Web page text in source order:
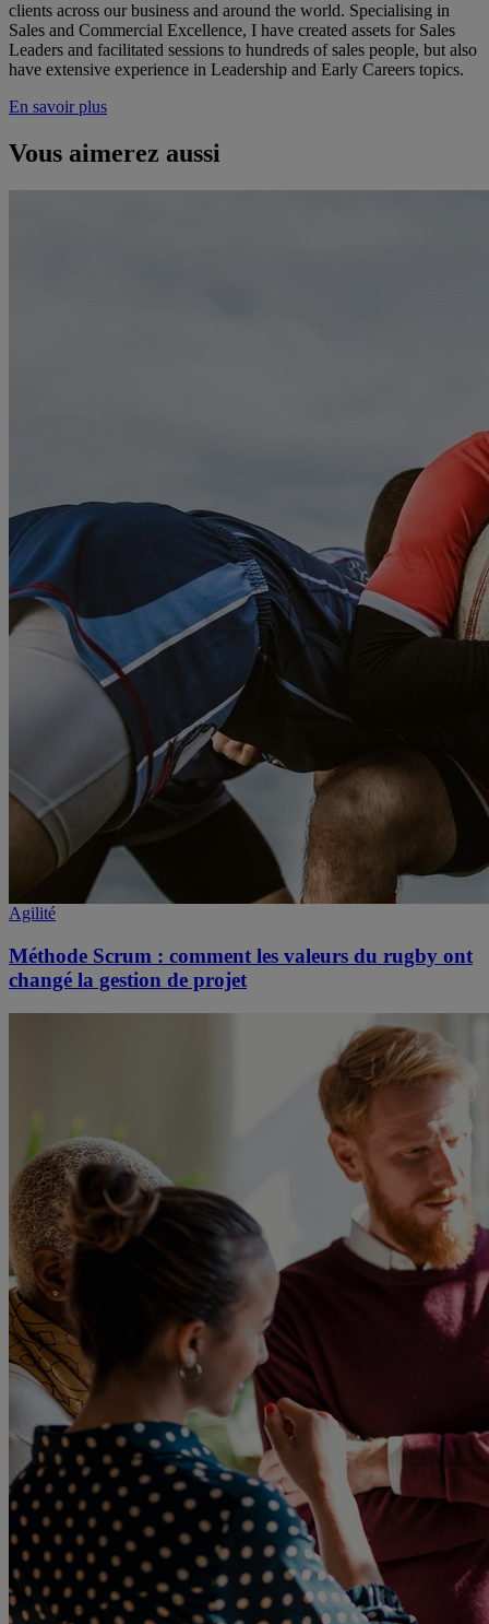
clients across our business and around the world. Specialising in
Sales and Commercial Excellence, I have created assets for Sales
Leaders and facilitated sessions to hundreds of sales people, but also
have extensive experience in Leadership and Early Careers topics.
En savoir plus
Vous aimerez aussi
Agilité
Méthode Scrum : comment les valeurs du rugby ont
changé la gestion de projet